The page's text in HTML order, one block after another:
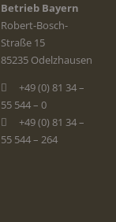
Betrieb Bayern
Robert-Bosch-
Straße 15
85235 Odelzhausen
+49 (0) 81 34 –
55 544 – 0
+49 (0) 81 34 –
55 544 – 264